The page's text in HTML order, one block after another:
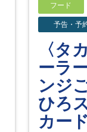
フード
予告・予
〈タ
ーラ
ンジ
ひろ
カー